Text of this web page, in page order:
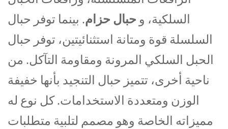
السلكية، و حبال حزام. بينما توفر حبال
السلسلة قوة ومتانة استثنائيتين، توفر حبال
الحبل السلكي المرونة ومقاومة التآكل. من
ناحية أخرى، تتميز حبال التنجيد بأنها خفيفة
الوزن ومتعددة الاستخدامات. كل نوع له
مميزاته الخاصة وهو مصمم لتلبية متطلبات